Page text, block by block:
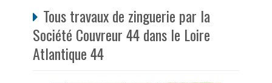
Tous travaux de zinguerie par la
Société Couvreur 44 dans le Loire
Atlantique 44